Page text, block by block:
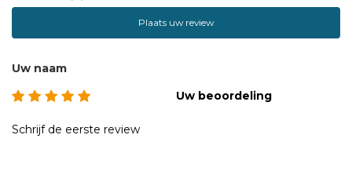
Plaats uw review
Uw naam
Uw beoordeling
Schrijf de eerste review